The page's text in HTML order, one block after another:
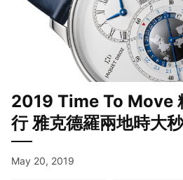
2019 Time To Move
行 雅克德羅兩地時大
May 20, 2019